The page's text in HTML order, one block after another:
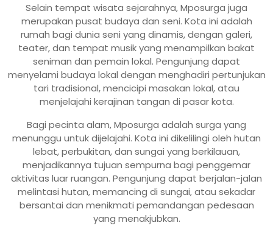
Selain tempat wisata sejarahnya, Mposurga juga
merupakan pusat budaya dan seni. Kota ini adalah
rumah bagi dunia seni yang dinamis, dengan galeri,
teater, dan tempat musik yang menampilkan bakat
seniman dan pemain lokal. Pengunjung dapat
menyelami budaya lokal dengan menghadiri pertunjukan
tari tradisional, mencicipi masakan lokal, atau
menjelajahi kerajinan tangan di pasar kota.
Bagi pecinta alam, Mposurga adalah surga yang
menunggu untuk dijelajahi. Kota ini dikelilingi oleh hutan
lebat, perbukitan, dan sungai yang berkilauan,
menjadikannya tujuan sempurna bagi penggemar
aktivitas luar ruangan. Pengunjung dapat berjalan-jalan
melintasi hutan, memancing di sungai, atau sekadar
bersantai dan menikmati pemandangan pedesaan
yang menakjubkan.